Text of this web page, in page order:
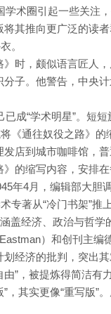
术圈引起一些关注
其推向更广泛的读
。
时，颇似语言匠人
子。他警告，中央
成“学术明星”。短
《通往奴役之路》
店到城市咖啡馆，
的缩写内容，安排
年4月，编辑部大
著从“冷门书架”推上
盖经济、政治与哲
）和创刊主编
经济的批判，突出
”，被提炼得简洁有
，其实更像“重写版”